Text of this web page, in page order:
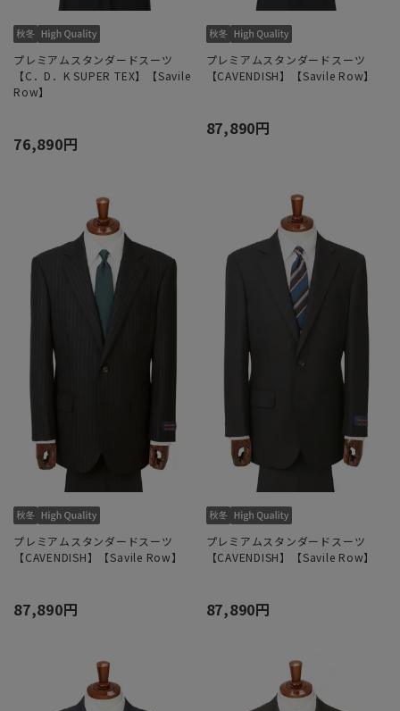
プレミアムスタンダードスーツ
【C．D．K SUPER TEX】【Savile
Row】
76,890円
プレミアムスタンダードスーツ
【CAVENDISH】【Savile Row】
87,890円
プレミアムスタンダードスーツ
【CAVENDISH】【Savile Row】
87,890円
プレミアムスタンダードスーツ
【CAVENDISH】【Savile Row】
87,890円